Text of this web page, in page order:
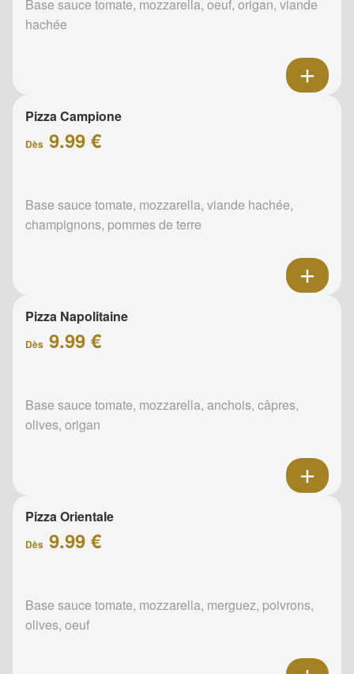
Base sauce tomate, mozzarella, oeuf, origan, viande
hachée
Pizza Campione
Dès 9.99 €
Base sauce tomate, mozzarella, viande hachée,
champignons, pommes de terre
Pizza Napolitaine
Dès 9.99 €
Base sauce tomate, mozzarella, anchois, câpres,
olives, origan
Pizza Orientale
Dès 9.99 €
Base sauce tomate, mozzarella, merguez, poivrons,
olives, oeuf